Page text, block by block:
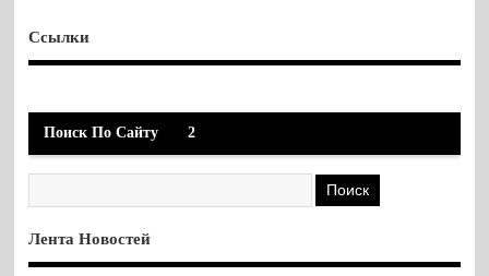
Ссылки
Поиск По Сайту 2
Лента Новостей